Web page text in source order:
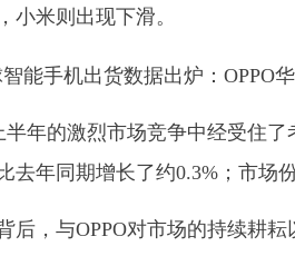
小米则出现下滑。
半年的激烈市场竞争中经受住
去年同期增长了约0.3%；市场
后，与OPPO对市场的持续耕